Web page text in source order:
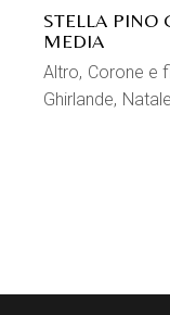
STELLA PINO
MEDIA
Altro Corone e
Ghirlande Natale